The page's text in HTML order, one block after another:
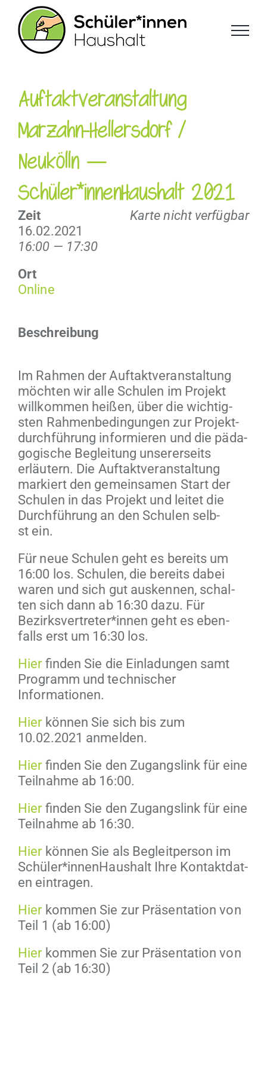
Inhalt
springen
Auftaktveranstaltung
Marzahn-Hellersdorf /
Neukölln —
Schüler*innenHaushalt 2021
Karte nicht verfügbar
Zeit
16.02.2021
16:00 — 17:30
Ort
Online
Beschrei­bung
Im Rah­men der Auf­tak­tver­anstal­tung
möcht­en wir alle Schulen im Pro­jekt
willkom­men heißen, über die wichtig­
sten Rah­menbe­din­gun­gen zur Pro­jek­t­
durch­führung informieren und die päd­a­
gogis­che Begleitung unser­er­seits
erläutern. Die Auf­tak­tver­anstal­tung
markiert den gemein­samen Start der
Schulen in das Pro­jekt und leit­et die
Durch­führung an den Schulen selb­
st ein.
Für neue Schulen geht es bere­its um
16:00 los. Schulen, die bere­its dabei
waren und sich gut ausken­nen, schal­
ten sich dann ab 16:30 dazu. Für
Bezirksvertreter*innen geht es eben­
falls erst um 16:30 los.
Hierfind­en Sie die Ein­ladun­gen samt
Pro­gramm und tech­nis­ch­er
Informationen.
Hierkön­nen Sie sich bis zum
10.02.2021 anmelden.
Hierfind­en Sie den Zugangslink für eine
Teil­nahme ab 16:00.
Hierfind­en Sie den Zugangslink für eine
Teil­nahme ab 16:30.
Hierkön­nen Sie als Begleit­per­son im
Schüler*innenHaushalt Ihre Kon­tak­t­dat­
en eintragen.
Hierkom­men Sie zur Präsen­ta­tion von
Teil 1 (ab 16:00)
Hierkom­men Sie zur Präsen­ta­tion von
Teil 2 (ab 16:30)